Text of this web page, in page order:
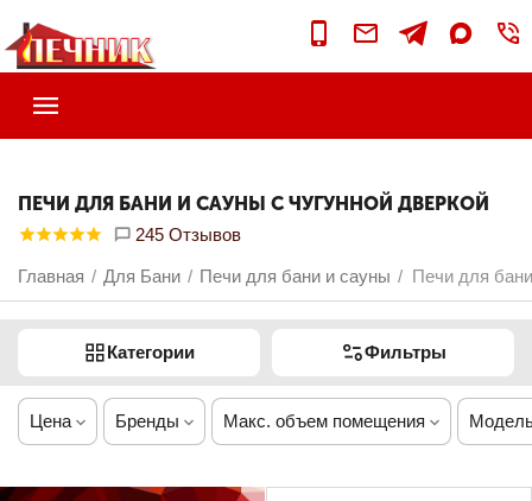
ПЕЧИ ДЛЯ БАНИ И САУНЫ С ЧУГУННОЙ ДВЕРКОЙ
245 Отзывов
Главная / Для Бани / Печи для бани и сауны / Печи для
Категории Фильтры
Цена Бренды Макс. объем помещения